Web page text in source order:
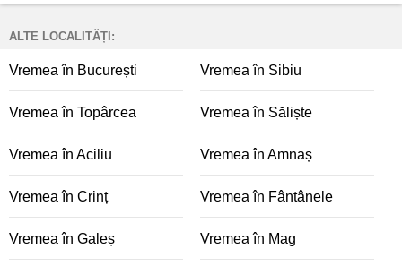
ALTE LOCALITĂȚI:
Vremea în București Vremea în Sibiu
Vremea în Topârcea Vremea în Săliște
Vremea în Aciliu Vremea în Amnaș
Vremea în Crinț Vremea în Fântânele
Vremea în Galeș Vremea în Mag